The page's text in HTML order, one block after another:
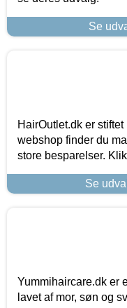
Se
HairOutlet.dk er
webshop finder du
store besparelser.
Se
Yummihaircare.dk er
lavet af mor, søn og